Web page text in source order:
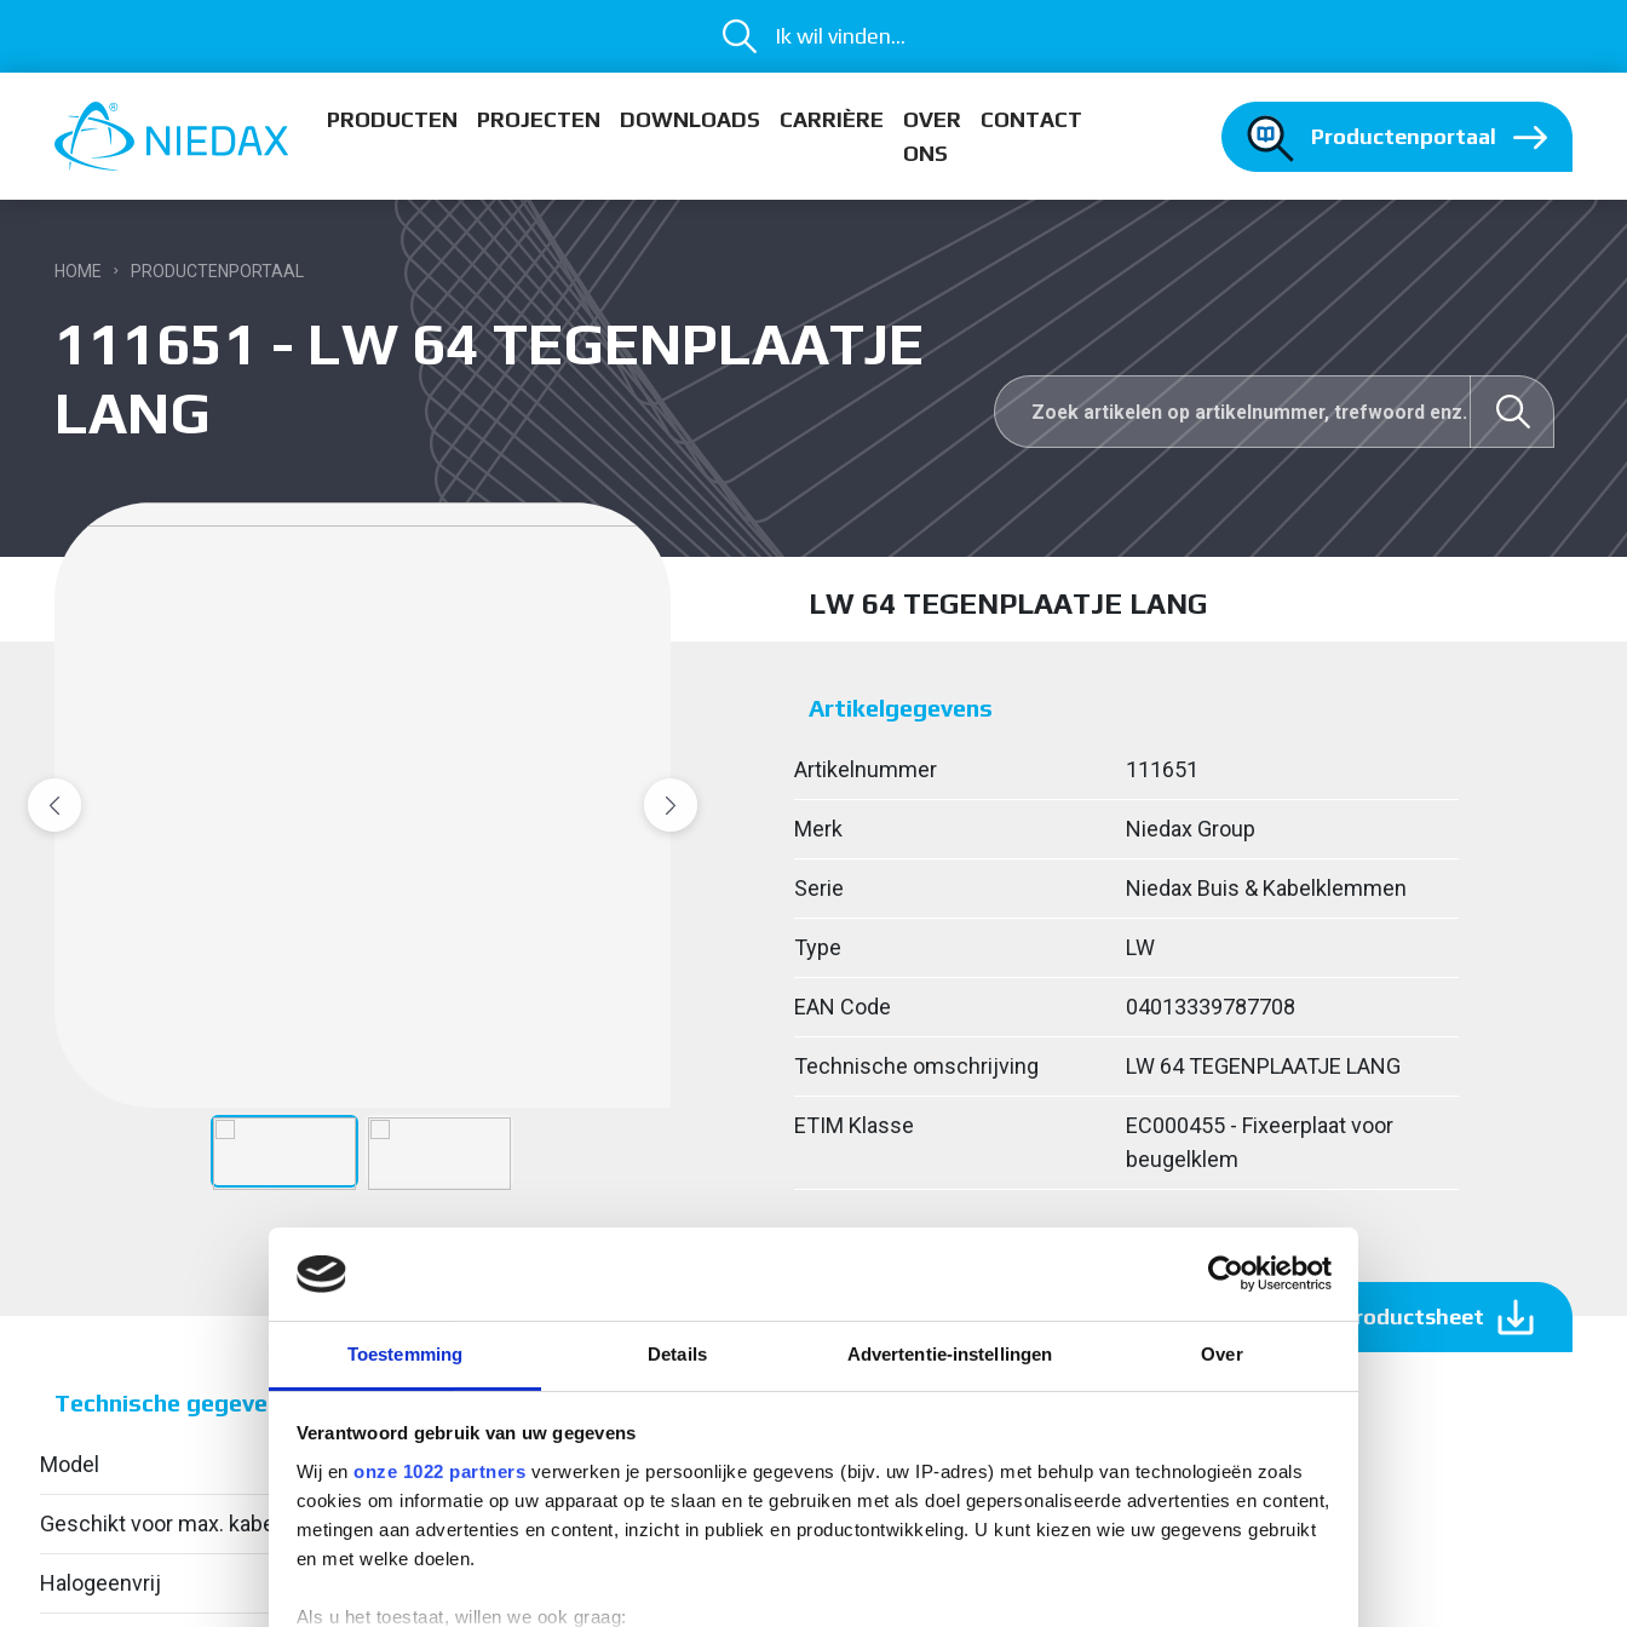
Toestemming Details Advertentie-instellingen Over
Verantwoord gebruik van uw gegevens
Wij en onze 1022 partners verwerken je persoonlijke gegevens (bijv. uw IP-adres) met behulp van technologieën zoals
cookies om informatie op uw apparaat op te slaan en te gebruiken met als doel gepersonaliseerde advertenties en content,
metingen aan advertenties en content, inzicht in publiek en productontwikkeling. U kunt kiezen wie uw gegevens gebruikt
en met welke doelen.
Als u het toestaat, willen we ook graag:
Ik wil vinden...
PRODUCTEN PROJECTEN DOWNLOADS CARRIÈRE
OVER
ONS
CONTACT
Productenportaal
HOME PRODUCTENPORTAAL
111651 - LW 64 TEGENPLAATJE
LANG
LW 64 TEGENPLAATJE LANG
Artikelgegevens
Artikelnummer 111651
Merk Niedax Group
Serie Niedax Buis & Kabelklemmen
Type LW
EAN Code 04013339787708
Technische omschrijving LW 64 TEGENPLAATJE LANG
ETIM Klasse
EC000455 - Fixeerplaat voor
beugelklem
Download productsheet
Technische gegevens
Model Lang fixeerplaatje
Geschikt voor max. kabeldiameter 61
Halogeenvrij